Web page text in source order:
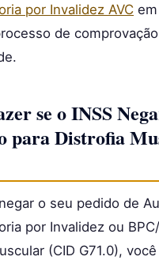
por Invalidez AVC
de
se o INSS
para Distrofia
o seu pedido de
por Invalidez ou
(CID G71.0),